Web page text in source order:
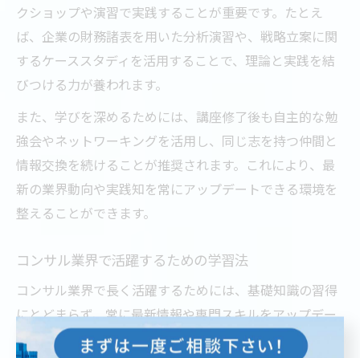
クショップや演習で実践することが重要です。たとえ
ば、企業の財務諸表を用いた分析演習や、戦略立案に関
するケーススタディを活用することで、理論と実践を結
びつける力が養われます。
また、学びを深めるためには、講座修了後も自主的な勉
強会やネットワーキングを活用し、同じ志を持つ仲間と
情報交換を続けることが推奨されます。これにより、最
新の業界動向や実践知を常にアップデートできる環境を
整えることができます。
コンサル業界で活躍するための学習法
コンサル業界で長く活躍するためには、基礎知識の習得
にとどまらず、常に最新情報や専門スキルをアップデー
トし続ける学習姿勢が重要です。東京都では、各種コン